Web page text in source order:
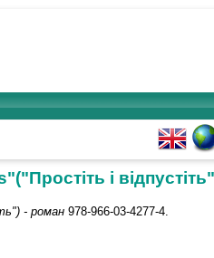
і
- роман 978-966-03-4277-4.